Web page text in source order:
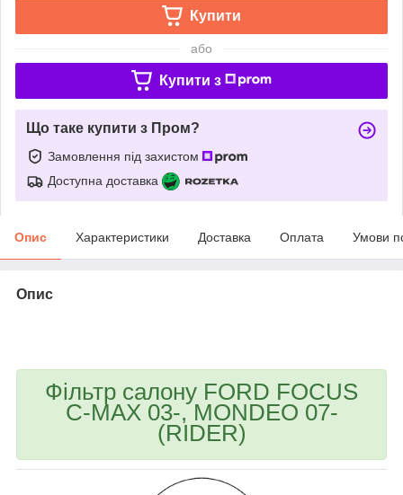
Купити
або
Купити з
Що таке купити з Пром?
Замовлення під захистом
Доступна доставка
Опис Характеристики Доставка Оплата Умови
Опис
Фільтр салону FORD FOCUS
C-MAX 03-, MONDEO 07-
(RIDER)